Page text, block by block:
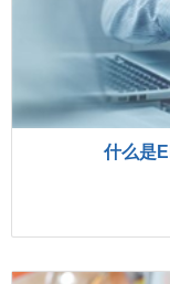
什么是